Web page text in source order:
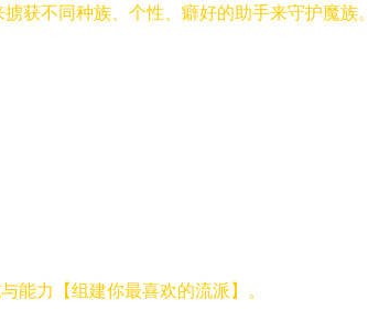
获不同种族、个性、癖好的助手来守护魔族。
能力【组建你最喜欢的流派】。